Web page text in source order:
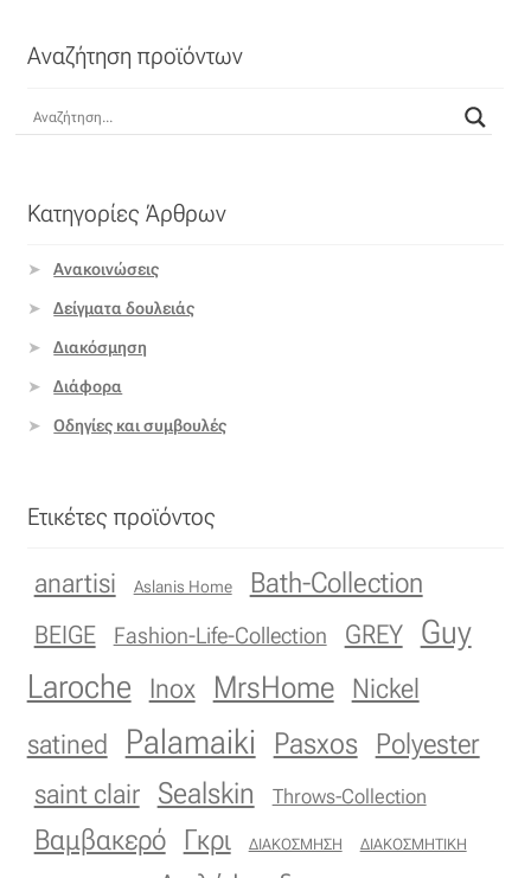
Δαντέλα
Επιπλόπανο
Ζακάρ
Λινό
Μουσελίνα
Μπροκάρ
Οργάντζα
Αναζήτηση προϊόντων
Κατηγορίες Άρθρων
Ανακοινώσεις
Δείγματα δουλειάς
Διακόσμηση
Διάφορα
Οδηγίες και συμβουλές
Ετικέτες προϊόντος
anartisi Aslanis Home Bath-Collection
BEIGE Fashion-Life-Collection GREY
Guy
Laroche
Inox MrsHome
Nickel
satined
Palamaiki Pasxos Polyester
saint clair Sealskin Throws-Collection
Βαμβακερό Γκρι ΔΙΑΚΟΣΜΗΣΗ ΔΙΑΚΟΣΜΗΤΙΚΗ